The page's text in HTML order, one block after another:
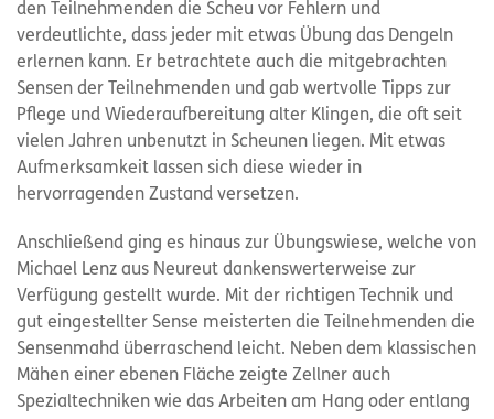
den Teilnehmenden die Scheu vor Fehlern und
verdeutlichte, dass jeder mit etwas Übung das Dengeln
erlernen kann. Er betrachtete auch die mitgebrachten
Sensen der Teilnehmenden und gab wertvolle Tipps zur
Pflege und Wiederaufbereitung alter Klingen, die oft seit
vielen Jahren unbenutzt in Scheunen liegen. Mit etwas
Aufmerksamkeit lassen sich diese wieder in
hervorragenden Zustand versetzen.
Anschließend ging es hinaus zur Übungswiese, welche von
Michael Lenz aus Neureut dankenswerterweise zur
Verfügung gestellt wurde. Mit der richtigen Technik und
gut eingestellter Sense meisterten die Teilnehmenden die
Sensenmahd überraschend leicht. Neben dem klassischen
Mähen einer ebenen Fläche zeigte Zellner auch
Spezialtechniken wie das Arbeiten am Hang oder entlang